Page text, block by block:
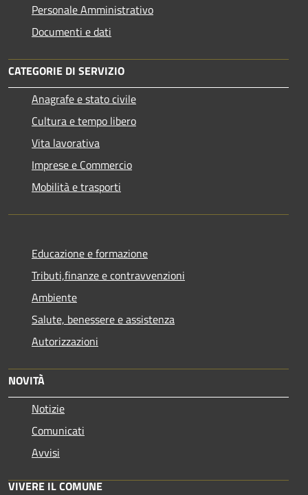
Personale Amministrativo
Documenti e dati
CATEGORIE DI SERVIZIO
Anagrafe e stato civile
Cultura e tempo libero
Vita lavorativa
Imprese e Commercio
Mobilità e trasporti
Educazione e formazione
Tributi,finanze e contravvenzioni
Ambiente
Salute, benessere e assistenza
Autorizzazioni
NOVITÀ
Notizie
Comunicati
Avvisi
VIVERE IL COMUNE